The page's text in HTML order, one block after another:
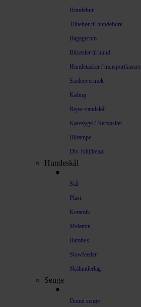
Hundebur
Tilbehør til hundebure
Bagagerum
Bilsæder til hund
Hundetasker / transportkasser
Sædeovertræk
Køling
Rejse-vandskål
Køresyge / Nervøsitet
Bilrampe
Div. biltilbehør
Hundeskål
Stål
Plast
Keramik
Melamin
Bambus
Slowfeeder
Skålunderlag
Senge
Donut senge